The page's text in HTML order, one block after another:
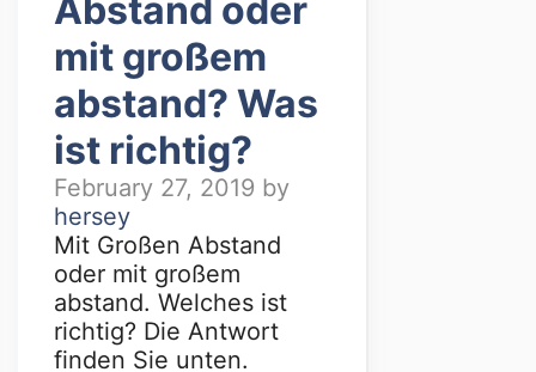
Abstand oder
mit großem
abstand? Was
ist richtig?
February 27, 2019 by
hersey
Mit Großen Abstand
oder mit großem
abstand. Welches ist
richtig? Die Antwort
finden Sie unten.